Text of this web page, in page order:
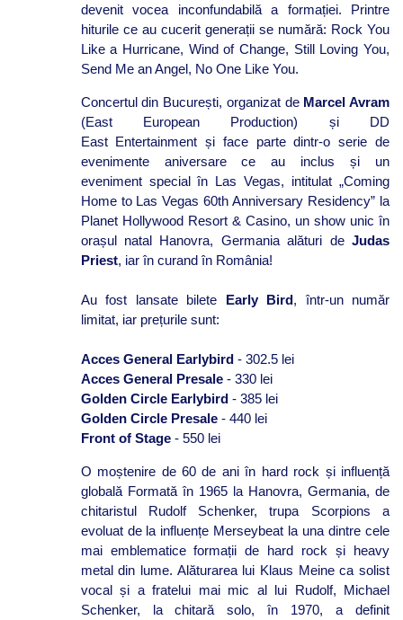
devenit vocea inconfundabilă a formației. Printre
hiturile ce au cucerit generații se numără: Rock You
Like a Hurricane, Wind of Change, Still Loving You,
Send Me an Angel, No One Like You.
Concertul din București, organizat de Marcel Avram
(East European Production) și DD
East Entertainment și face parte dintr-o serie de
evenimente aniversare ce au inclus și un
eveniment special în Las Vegas, intitulat „Coming
Home to Las Vegas 60th Anniversary Residency” la
Planet Hollywood Resort & Casino, un show unic în
orașul natal Hanovra, Germania alături de Judas
Priest, iar în curand în România!
Au fost lansate bilete Early Bird, într-un număr
limitat, iar prețurile sunt:
Acces General Earlybird- 302.5 lei
Acces General Presale- 330 lei
Golden Circle Earlybird- 385 lei
Golden Circle Presale- 440 lei
Front of Stage- 550 lei
O moștenire de 60 de ani în hard rock și influență
globală Formată în 1965 la Hanovra, Germania, de
chitaristul Rudolf Schenker, trupa Scorpions a
evoluat de la influențe Merseybeat la una dintre cele
mai emblematice formații de hard rock și heavy
metal din lume. Alăturarea lui Klaus Meine ca solist
vocal și a fratelui mai mic al lui Rudolf, Michael
Schenker, la chitară solo, în 1970, a definit